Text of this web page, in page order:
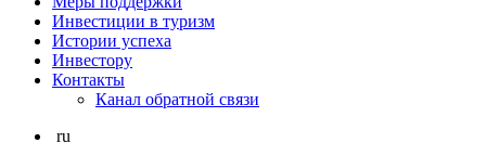
Инвестиции в туризм
Истории успеха
Инвестору
Контакты
Канал обратной связи
ru